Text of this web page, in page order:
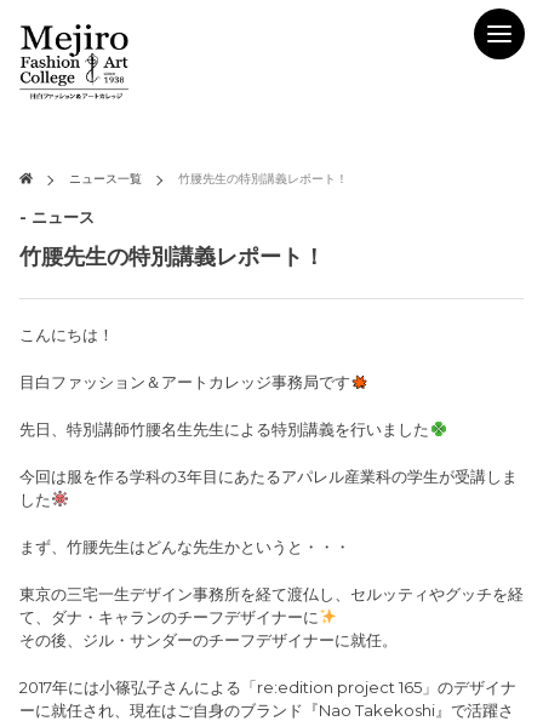
ニュース一覧 竹腰先生の特別講義レポート！
- ニュース
竹腰先生の特別講義レポート！
こんにちは！
目白ファッション＆アートカレッジ事務局です
先日、特別講師竹腰名生先生による特別講義を行いました
今回は服を作る学科の3年目にあたるアパレル産業科の学生が受講しま
した
まず、竹腰先生はどんな先生かというと・・・
東京の三宅一生デザイン事務所を経て渡仏し、セルッティやグッチを経
て、ダナ・キャランのチーフデザイナーに
その後、ジル・サンダーのチーフデザイナーに就任。
2017年には小篠弘子さんによる「re:edition project 165」のデザイナ
ーに就任され、現在はご自身のブランド『Nao Takekoshi』で活躍さ